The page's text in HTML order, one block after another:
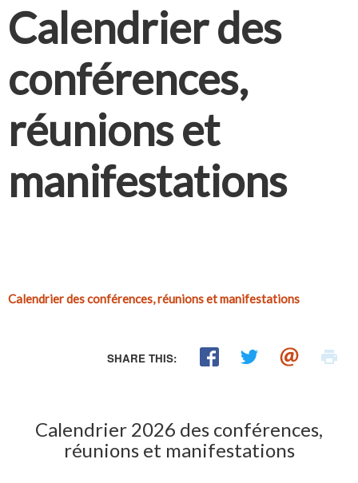
Calendrier des
conférences,
réunions et
manifestations
Calendrier des conférences, réunions et manifestations
SHARE THIS:
Calendrier 2026 des conférences,
réunions et manifestations